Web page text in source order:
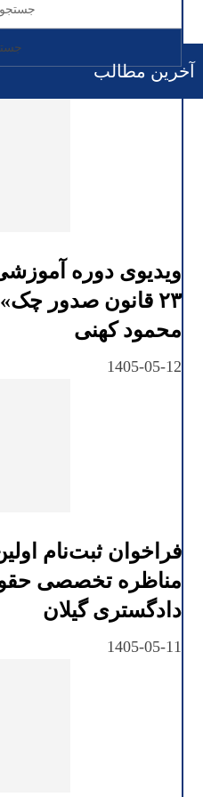
آخرین مطالب
ویدیوی دوره
۲۳ قانون صدور
محمود کهنی
1405-05-12
فراخوان ثبت‌نام
مناظره تخصصی
دادگستری گیلان
1405-05-11